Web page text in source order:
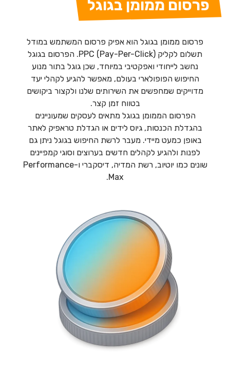
פרסום ממומן בגוגל
פרסום ממומן בגוגל הוא אפיק פרסום המשתמש במודל
תשלום לקליק PPC (Pay-Per-Click). הפרסום בגוגל
נחשב לייחודי ואפקטיבי במיוחד, שכן גוגל בתור מנוע
החיפוש הפופולארי בעולם, מאפשר להגיע לקהלי יעד
מדוייקים שמחפשים את השירותים שלנו ולקצור ביקושים
בטווח זמן קצר.
הפרסום הממומן בגוגל מתאים לעסקים שמעוניינים
בהגדלת הכנסות, גיוס לידים או הגדלת טראפיק לאתר
באופן כמעט מיידי. מעבר לרשת החיפוש בגוגל ניתן גם
לפנות ולהגיע לקהלים חדשים בערוצים וסוגי קמפיינים
שונים כמו יוטיוב, רשת המדיה, דיסקברי ו-Performance
Max.